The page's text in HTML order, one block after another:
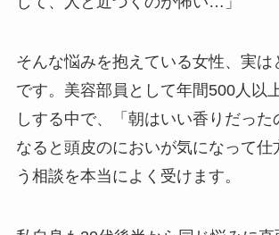
そんな悩みを抱えている女性、実は
です。美容部員として年間500人以
しする中で、「朝はいい香りだった
なると頭皮のにおいが気になって仕
う相談を本当によく受けます。